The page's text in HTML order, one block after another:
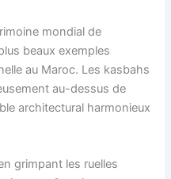
mondial de
beaux exemples
au Maroc. Les kasbahs
au-dessus de
architectural harmonieux
grimpant les ruelles